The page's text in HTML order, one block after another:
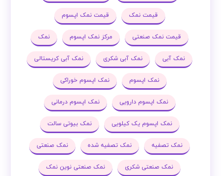
قیمت نمک قیمت نمک اپسوم
قیمت نمک صنعتی مرکز نمک اپسوم نمک
نمک آبی نمک آبی شکری نمک آبی کریستالی
نمک اپسوم نمک اپسوم خوراکی
نمک اپسوم دارویی نمک اپسوم درمانی
نمک اپسوم یک کیلویی نمک بیوتی سالت
نمک تصفیه نمک تصفیه شده نمک صنعتی
نمک صنعتی شکری نمک صنعتی نوین نمک